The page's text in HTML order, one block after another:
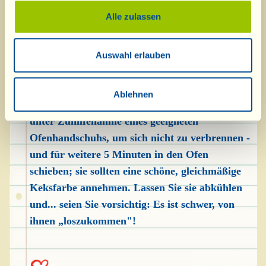
Alle zulassen
Auswahl erlauben
Ablehnen
mit einer Länge von 10-12 cm. Formen Sie
Kringel daraus, „verschließen" Sie die beiden
Enden mit einer Gabel und legen Sie die Taralli
auf ein mit Backpapier ausgelegtes Blech. Im
auf 180 °C vorgeheizten Backofen 15-20
Minuten backen. Nach Ablauf dieser Zeit das
unter Zuhilfenahme eines geeigneten
Ofenhandschuhs, um sich nicht zu verbrennen -
und für weitere 5 Minuten in den Ofen
schieben; sie sollten eine schöne, gleichmäßige
Keksfarbe annehmen. Lassen Sie sie abkühlen
und... seien Sie vorsichtig: Es ist schwer, von
ihnen „loszukommen"!